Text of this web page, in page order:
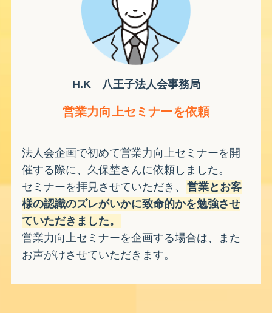
H.K 八王子法人会事務局
営業力向上セミナーを依頼
法人会企画で初めて営業力向上セミナーを開
催する際に、久保埜さんに依頼しました。
セミナーを拝見させていただき、
営業とお客
様の認識のズレがいかに致命的かを勉強させ
ていただきました。
営業力向上セミナーを企画する場合は、また
お声がけさせていただきます。